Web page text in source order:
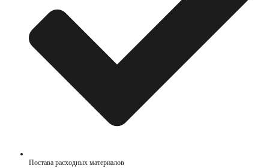
Постава расходных материалов